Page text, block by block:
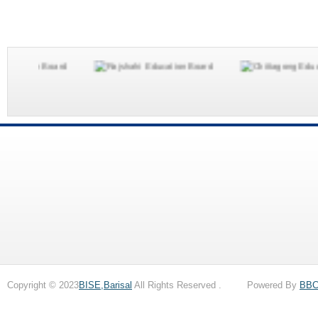
Copyright © 2023BISE,Barisal All Rights Reserved . Powered By